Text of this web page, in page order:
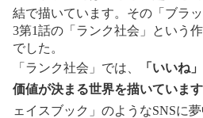
結で描いています。その「ブラ
3第1話の「ランク社会」という
でした。
「ランク社会」では、
「いいね
価値が決まる世界を描いています
ェイスブック」のようなSNSに